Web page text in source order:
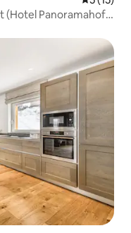
(Hotel Panoramahof